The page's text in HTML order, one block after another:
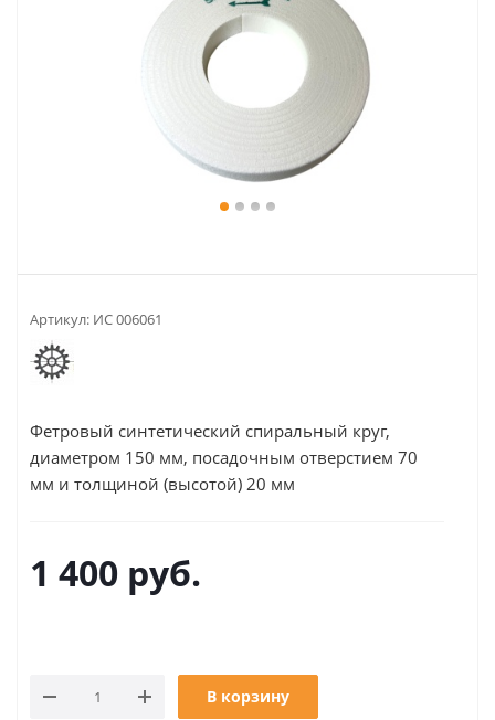
Артикул: ИС 006061
Фетровый синтетический спиральный круг,
диаметром 150 мм, посадочным отверстием 70
мм и толщиной (высотой) 20 мм
1 400 руб.
В корзину